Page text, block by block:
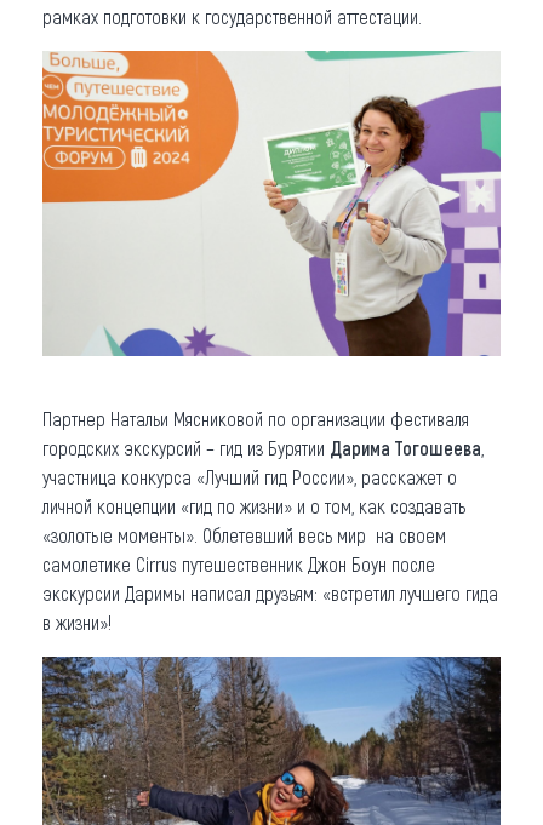
рамках подготовки к государственной аттестации.
Партнер Натальи Мясниковой по организации фестиваля
городских экскурсий – гид из Бурятии Дарима Тогошеева
участница конкурса «Лучший гид России», расскажет о
личной концепции «гид по жизни» и о том, как создавать
«золотые моменты». Облетевший весь мир на своем
самолетике Cirrus путешественник Джон Боун после
экскурсии Даримы написал друзьям: «встретил лучшего гида
в жизни»!